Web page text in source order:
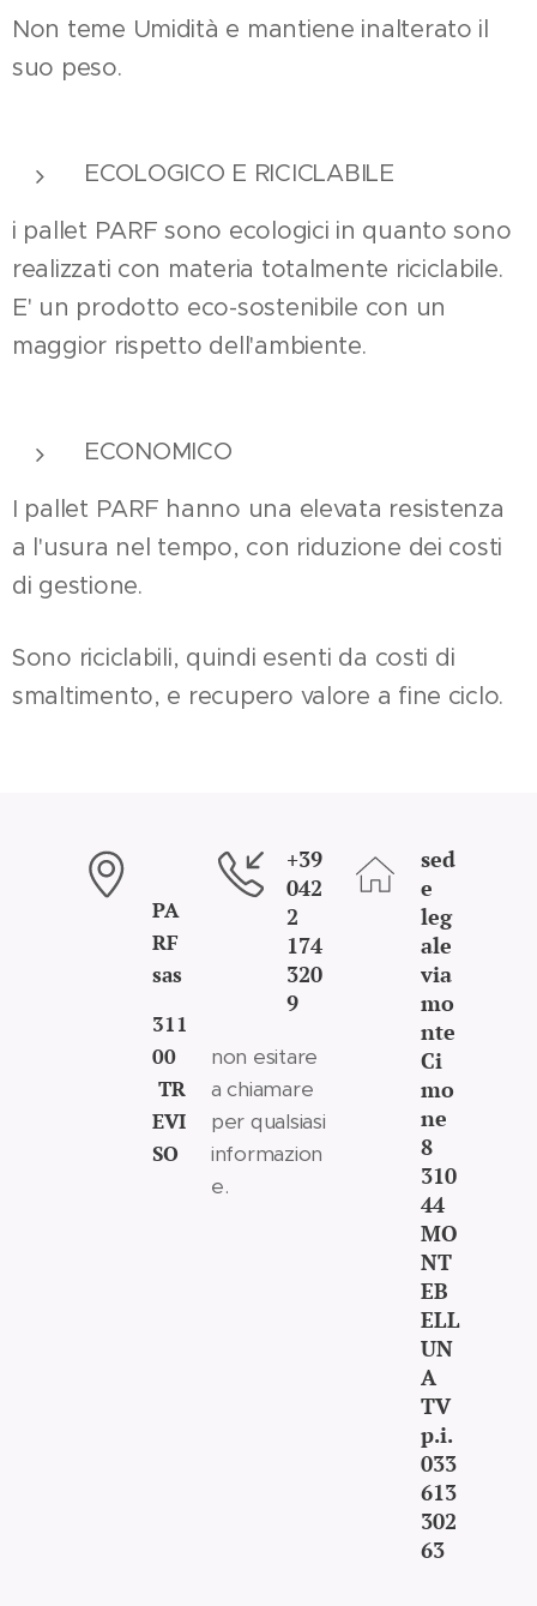
Non teme Umidità e mantiene inalterato il
suo peso.
ECOLOGICO E RICICLABILE
i pallet PARF sono ecologici in quanto sono
realizzati con materia totalmente riciclabile.
E' un prodotto eco-sostenibile con un
maggior rispetto dell'ambiente.
ECONOMICO
I pallet PARF hanno una elevata resistenza
a l'usura nel tempo, con riduzione dei costi
di gestione.
Sono riciclabili, quindi esenti da costi di
smaltimento, e recupero valore a fine ciclo.
PA
RF
sas
311
00
TR
EVI
SO
+39
042
2
174
320
9
non esitare
a chiamare
per qualsiasi
informazion
e.
sed
e
leg
ale
via
mo
nte
Ci
mo
ne
8
310
44
MO
NT
EB
ELL
UN
A
TV
p.i.
033
613
302
63